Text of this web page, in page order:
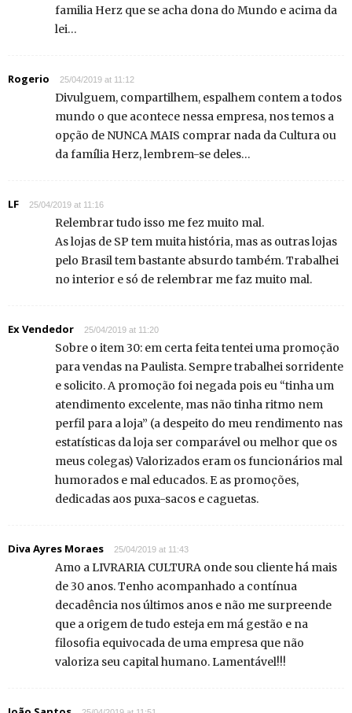
familia Herz que se acha dona do Mundo e acima da
lei…
Rogerio 25/04/2019 at 11:12
Divulguem, compartilhem, espalhem contem a todos
mundo o que acontece nessa empresa, nos temos a
opção de NUNCA MAIS comprar nada da Cultura ou
da família Herz, lembrem-se deles…
LF 25/04/2019 at 11:16
Relembrar tudo isso me fez muito mal.
As lojas de SP tem muita história, mas as outras lojas
pelo Brasil tem bastante absurdo também. Trabalhei
no interior e só de relembrar me faz muito mal.
Ex Vendedor 25/04/2019 at 11:20
Sobre o item 30: em certa feita tentei uma promoção
para vendas na Paulista. Sempre trabalhei sorridente
e solicito. A promoção foi negada pois eu “tinha um
atendimento excelente, mas não tinha ritmo nem
perfil para a loja” (a despeito do meu rendimento nas
estatísticas da loja ser comparável ou melhor que os
meus colegas) Valorizados eram os funcionários mal
humorados e mal educados. E as promoções,
dedicadas aos puxa-sacos e caguetas.
Diva Ayres Moraes 25/04/2019 at 11:43
Amo a LIVRARIA CULTURA onde sou cliente há mais
de 30 anos. Tenho acompanhado a contínua
decadência nos últimos anos e não me surpreende
que a origem de tudo esteja em má gestão e na
filosofia equivocada de uma empresa que não
valoriza seu capital humano. Lamentável!!!